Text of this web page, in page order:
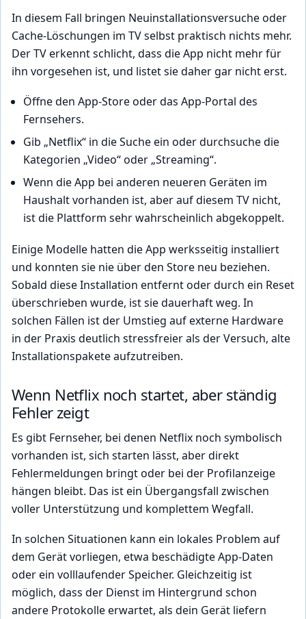
In diesem Fall bringen Neuinstallationsversuche oder
Cache-Löschungen im TV selbst praktisch nichts mehr.
Der TV erkennt schlicht, dass die App nicht mehr für
ihn vorgesehen ist, und listet sie daher gar nicht erst.
Öffne den App-Store oder das App-Portal des
Fernsehers.
Gib „Netflix“ in die Suche ein oder durchsuche die
Kategorien „Video“ oder „Streaming“.
Wenn die App bei anderen neueren Geräten im
Haushalt vorhanden ist, aber auf diesem TV nicht,
ist die Plattform sehr wahrscheinlich abgekoppelt.
Einige Modelle hatten die App werksseitig installiert
und konnten sie nie über den Store neu beziehen.
Sobald diese Installation entfernt oder durch ein Reset
überschrieben wurde, ist sie dauerhaft weg. In
solchen Fällen ist der Umstieg auf externe Hardware
in der Praxis deutlich stressfreier als der Versuch, alte
Installationspakete aufzutreiben.
Wenn Netflix noch startet, aber ständig
Fehler zeigt
Es gibt Fernseher, bei denen Netflix noch symbolisch
vorhanden ist, sich starten lässt, aber direkt
Fehlermeldungen bringt oder bei der Profilanzeige
hängen bleibt. Das ist ein Übergangsfall zwischen
voller Unterstützung und komplettem Wegfall.
In solchen Situationen kann ein lokales Problem auf
dem Gerät vorliegen, etwa beschädigte App-Daten
oder ein volllaufender Speicher. Gleichzeitig ist
möglich, dass der Dienst im Hintergrund schon
andere Protokolle erwartet, als dein Gerät liefern